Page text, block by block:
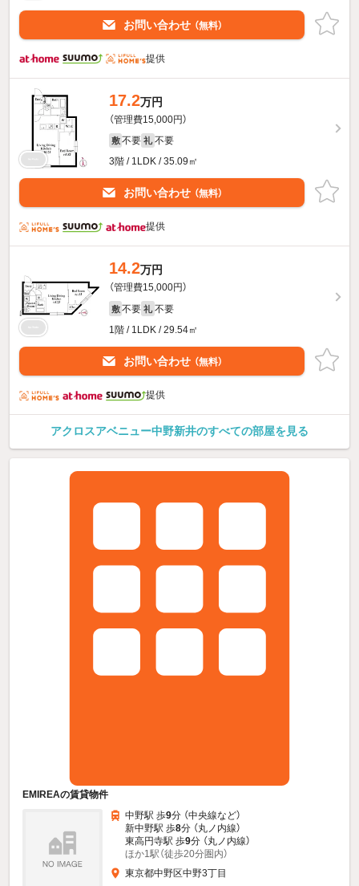
お問い合わせ （無料）
提供
17.2万円
（管理費15,000円）
敷 不要 礼 不要
3階 / 1LDK / 35.09㎡
お問い合わせ （無料）
提供
14.2万円
（管理費15,000円）
敷 不要 礼 不要
1階 / 1LDK / 29.54㎡
お問い合わせ （無料）
提供
アクロスアベニュー中野新井のすべての部屋を見る
EMIREAの賃貸物件
中野駅 歩9分 （中央線など）
新中野駅 歩8分 （丸ノ内線）
東高円寺駅 歩9分 （丸ノ内線）
ほか1駅（徒歩20分圏内）
東京都中野区中野3丁目